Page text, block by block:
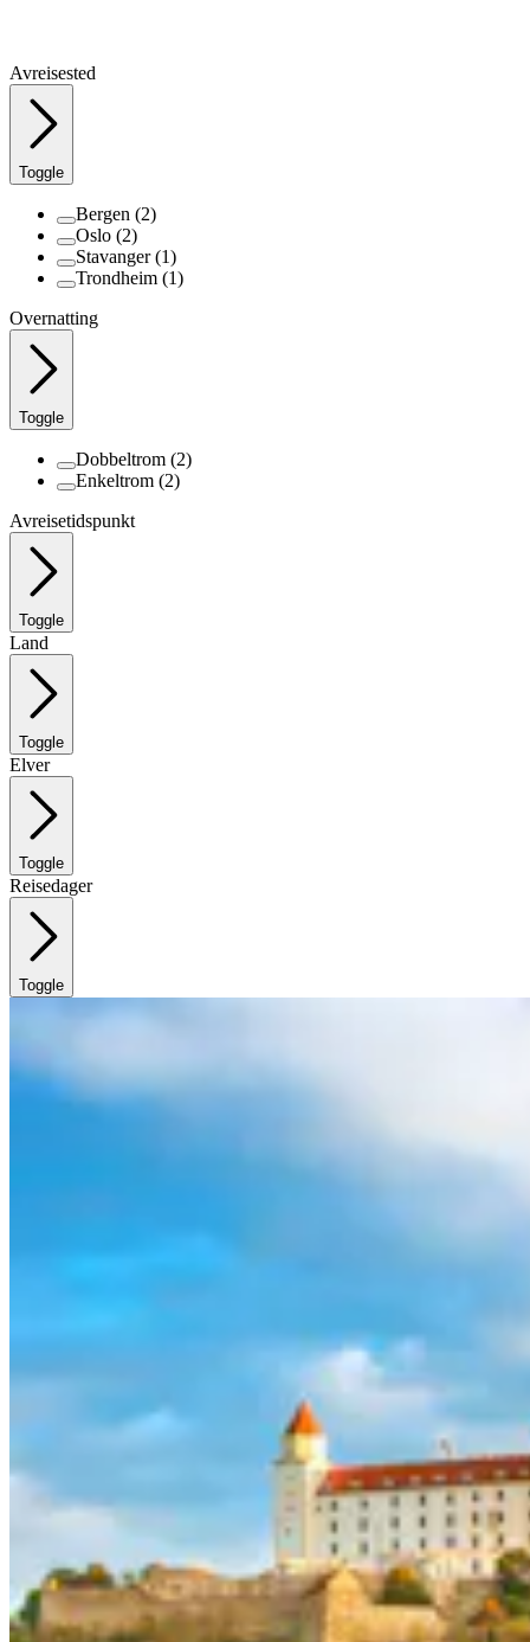
Avreisested
Toggle
Bergen (2)
Oslo (2)
Stavanger(1)
Trondheim (1)
Overnatting
Toggle
Dobbeltrom (2)
Enkeltrom (2)
Avreisetidspunkt
Toggle
Land
Toggle
Elver
Toggle
Reisedager
Toggle